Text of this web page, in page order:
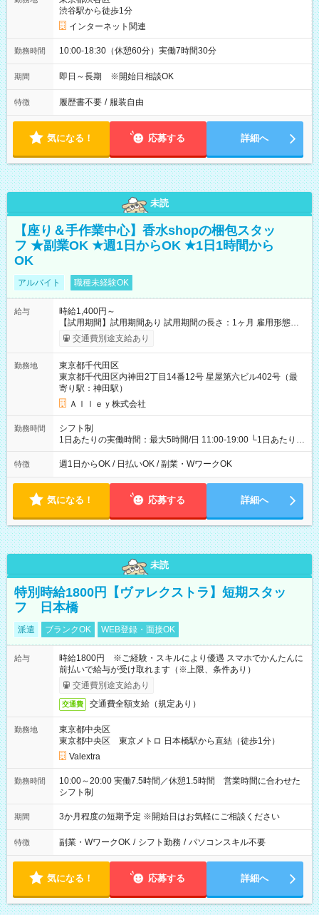
渋谷駅から徒歩1分
インターネット関連
勤務時間 10:00-18:30（休憩60分）実働7時間30分
期間 即日～長期 ※開始日相談OK
特徴 履歴書不要 / 服装自由
気になる！ 応募する 詳細へ
未読
【座り＆手作業中心】香水shopの梱包スタッ
フ ★副業OK ★週1日からOK ★1日1時間から
OK
アルバイト 職種未経験OK
給与
時給1,400円～
【試用期間】試用期間あり 試用期間の長さ：1ヶ月 雇用形態、
給与は本採用時と同じです。
交通費別途支給あり
勤務地
東京都千代田区
東京都千代田区内神田2丁目14番12号 星屋第六ビル402号（最
寄り駅：神田駅）
Ａｌｌｅｙ株式会社
勤務時間
シフト制
1日あたりの実働時間：最大5時間/日 11:00-19:00 └1日あたりの
実働時間：1-5時間 └上記の時間帯内であれば、いつでも勤務可
能！ └平日・土曜日の中で、お好きな曜日でご勤務いただけま
18:00 などのように、自由な働き方が可能なお仕事です！
特徴 週1日からOK / 日払いOK / 副業・WワークOK
気になる！ 応募する 詳細へ
未読
特別時給1800円【ヴァレクストラ】短期スタッ
フ 日本橋
派遣 ブランクOK WEB登録・面接OK
給与
時給1800円 ※ご経験・スキルにより優遇 スマホでかんたんに
前払いで給与が受け取れます（※上限、条件あり）
交通費別途支給あり
交通費 交通費全額支給（規定あり）
勤務地
東京都中央区
東京都中央区 東京メトロ 日本橋駅から直結（徒歩1分）
Valextra
勤務時間
10:00～20:00 実働7.5時間／休憩1.5時間 営業時間に合わせた
シフト制
期間 3か月程度の短期予定 ※開始日はお気軽にご相談ください
特徴 副業・WワークOK / シフト勤務 / パソコンスキル不要
気になる！ 応募する 詳細へ